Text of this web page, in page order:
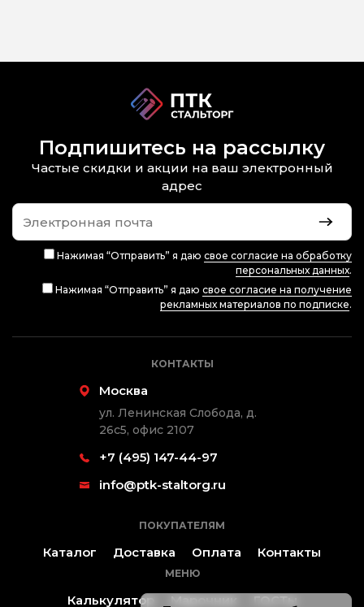
Подпишитесь на рассылку
Частые скидки и акции на ваш электронный
адрес
Нажимая “Отправить” я даю свое согласие на обработку
персональных данных.
Нажимая “Отправить” я даю свое согласие на получение
рекламных материалов по подписке.
КОНТАКТЫ
Москва
ул. Ленинская Слобода, д.
26с5, офис 2107
+7 (495) 147-44-97
info@ptk-staltorg.ru
ПОКУПАТЕЛЯМ
Каталог Доставка Оплата Контакты
МЕНЮ
Калькулятор Марочник ГОСТы